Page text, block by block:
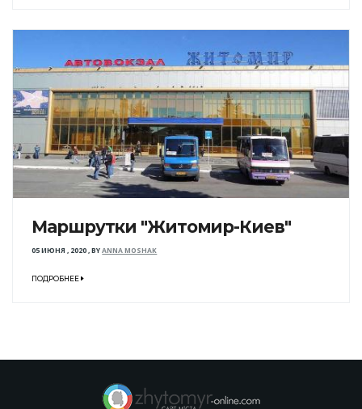
Маршрутки "Житомир-Киев"
05 ИЮНЯ , 2020,BYANNA MOSHAK
ПОДРОБНЕЕ